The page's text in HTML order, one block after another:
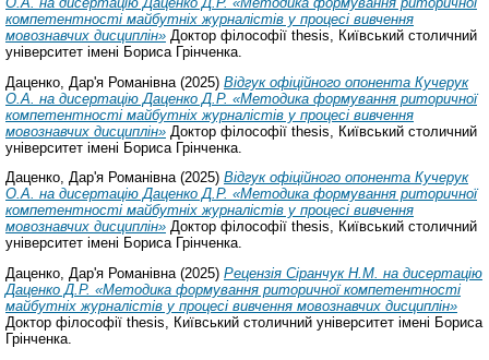
компетентності майбутніх журналістів у процесі вивчення
мовознавчих дисциплін» Доктор філософії thesis, Київський столичний
університет імені Бориса Грінченка.
Даценко, Дар'я Романівна (2025) Відгук офіційного опонента Кучерук
О.А. на дисертацію Даценко Д.Р. «Методика формування риторичної
компетентності майбутніх журналістів у процесі вивчення
мовознавчих дисциплін» Доктор філософії thesis, Київський столичний
університет імені Бориса Грінченка.
Даценко, Дар'я Романівна(2025) Відгук офіційного опонента Кучерук
О.А. на дисертацію Даценко Д.Р. «Методика формування риторичної
компетентності майбутніх журналістів у процесі вивчення
мовознавчих дисциплін» Доктор філософії thesis, Київський столичний
університет імені Бориса Грінченка.
Даценко, Дар'я Романівна(2025) Рецензія Сіранчук Н.М. на дисертацію
Даценко Д.Р. «Методика формування риторичної компетентності
майбутніх журналістів у процесі вивчення мовознавчих дисциплін»
Доктор філософії thesis, Київський столичний університет імені Бориса
Грінченка.